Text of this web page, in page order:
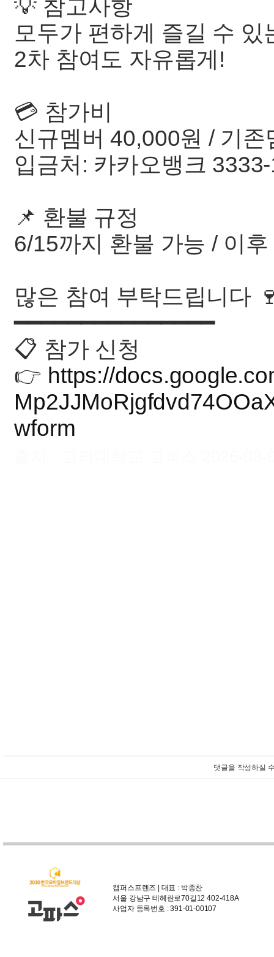
💡 참고사항
모두가 편하게 즐길 수
2차 참여도 자유롭게!
💳 참가비
신규멤버 40,000원 / 기
입금처: 카카오뱅크
📌 환불 규정
6/15까지 환불 가능 / 이
많은 참여 부탁드립니다
━━━━━━━━━━━━━━━
📋 참가 신청
👉 https://
wform
댓글을 작성하실
캠퍼스프렌즈 | 대표 : 박종찬
서울 강남구 테헤란로70길12 402-418A
사업자 등록번호 : 391-01-00107